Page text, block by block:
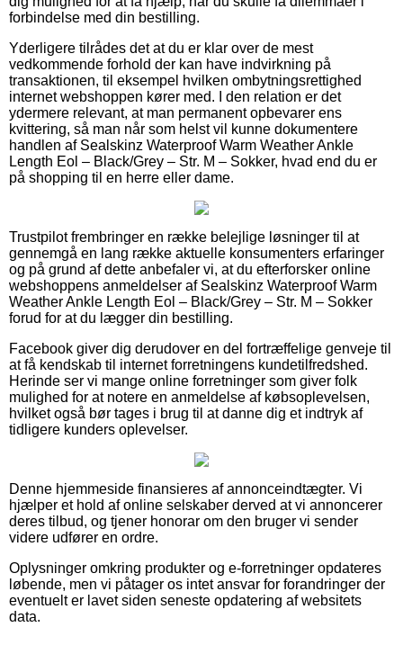
forbindelse med din bestilling.
Yderligere tilrådes det at du er klar over de mest
vedkommende forhold der kan have indvirkning på
transaktionen, til eksempel hvilken ombytningsrettighed
internet webshoppen kører med. I den relation er det
ydermere relevant, at man permanent opbevarer ens
kvittering, så man når som helst vil kunne dokumentere
handlen af Sealskinz Waterproof Warm Weather Ankle
Length Eol – Black/Grey – Str. M – Sokker, hvad end du er
på shopping til en herre eller dame.
Trustpilot frembringer en række belejlige løsninger til at
gennemgå en lang række aktuelle konsumenters erfaringer
og på grund af dette anbefaler vi, at du efterforsker online
webshoppens anmeldelser af Sealskinz Waterproof Warm
Weather Ankle Length Eol – Black/Grey – Str. M – Sokker
forud for at du lægger din bestilling.
Facebook giver dig derudover en del fortræffelige genveje til
at få kendskab til internet forretningens kundetilfredshed.
Herinde ser vi mange online forretninger som giver folk
mulighed for at notere en anmeldelse af købsoplevelsen,
hvilket også bør tages i brug til at danne dig et indtryk af
tidligere kunders oplevelser.
Denne hjemmeside finansieres af annonceindtægter. Vi
hjælper et hold af online selskaber derved at vi annoncerer
deres tilbud, og tjener honorar om den bruger vi sender
videre udfører en ordre.
Oplysninger omkring produkter og e-forretninger opdateres
løbende, men vi påtager os intet ansvar for forandringer der
eventuelt er lavet siden seneste opdatering af websitets
data.